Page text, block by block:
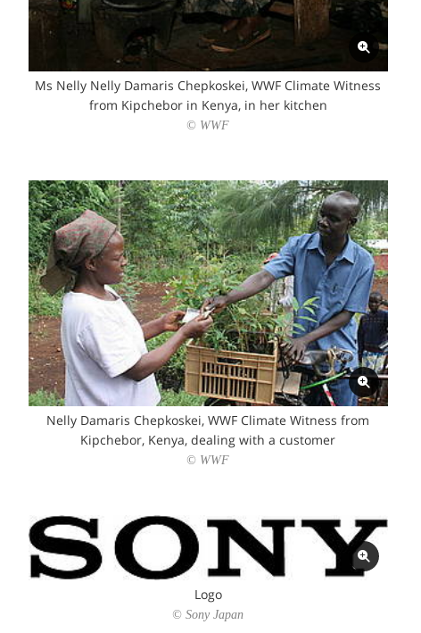
Ms Nelly Nelly Damaris Chepkoskei, WWF Climate Witness
from Kipchebor in Kenya, in her kitchen
© WWF
Nelly Damaris Chepkoskei, WWF Climate Witness from
Kipchebor, Kenya, dealing with a customer
© WWF
Logo
© Sony Japan